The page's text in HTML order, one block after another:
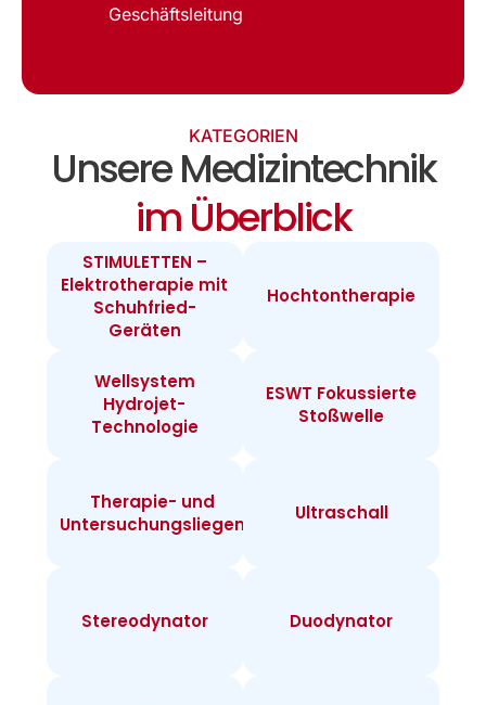
Geschäftsleitung
KATEGORIEN
Unsere Medizintechnik
im Überblick
STIMULETTEN –
Elektrotherapie mit
Schuhfried-
Geräten
Hochtontherapie
Wellsystem
Hydrojet-
Technologie
ESWT Fokussierte
Stoßwelle
Therapie- und
Untersuchungsliegen
Ultraschall
Stereodynator Duodynator